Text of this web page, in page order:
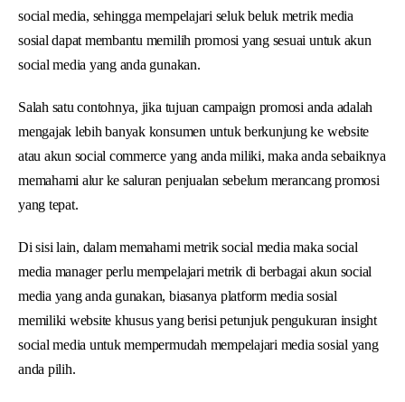
social media, sehingga mempelajari seluk beluk metrik media
sosial dapat membantu memilih promosi yang sesuai untuk akun
social media yang anda gunakan.
Salah satu contohnya, jika tujuan campaign promosi anda adalah
mengajak lebih banyak konsumen untuk berkunjung ke website
atau akun social commerce yang anda miliki, maka anda sebaiknya
memahami alur ke saluran penjualan sebelum merancang promosi
yang tepat.
Di sisi lain, dalam memahami metrik social media maka social
media manager perlu mempelajari metrik di berbagai akun social
media yang anda gunakan, biasanya platform media sosial
memiliki website khusus yang berisi petunjuk pengukuran insight
social media untuk mempermudah mempelajari media sosial yang
anda pilih.